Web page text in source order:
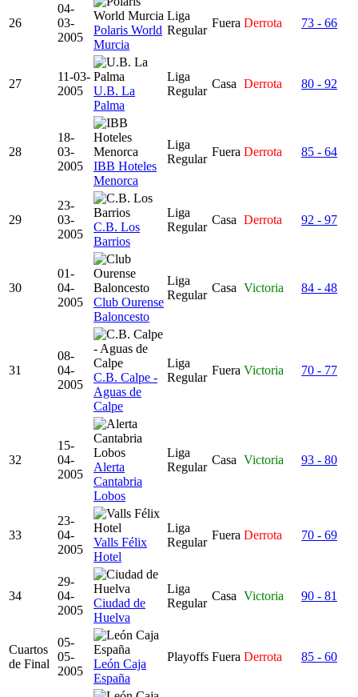
26
04-
03-
2005
Polaris World
Murcia
Liga
Regular
Fuera Derrota 73 - 66
27
11-03-
2005
U.B. La
Palma
Liga
Regular
Casa Derrota 80 - 92
28
18-
03-
2005
IBB Hoteles
Menorca
Liga
Regular
Fuera Derrota 85 - 64
29
23-
03-
2005
C.B. Los
Barrios
Liga
Regular
Casa Derrota 92 - 97
30
01-
04-
2005
Club Ourense
Baloncesto
Liga
Regular
Casa Victoria 84 - 48
31
08-
04-
2005
C.B. Calpe -
Aguas de
Calpe
Liga
Regular
Fuera Victoria 70 - 77
32
15-
04-
2005
Alerta
Cantabria
Lobos
Liga
Regular
Casa Victoria 93 - 80
33
23-
04-
2005
Valls Félix
Hotel
Liga
Regular
Fuera Derrota 70 - 69
34
29-
04-
2005
Ciudad de
Huelva
Liga
Regular
Casa Victoria 90 - 81
Cuartos
de Final
05-
05-
2005
León Caja
España
Playoffs Fuera Derrota 85 - 60